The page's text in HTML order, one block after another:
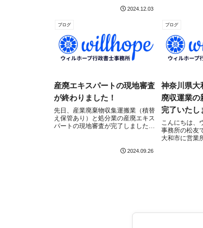
2024.12.03
（県土整備
建設業許可取
こちらの記事
ブログ
産廃エキスパートの現地審査
が終わりました！
先日、産業廃棄物収集運搬業（積替
え保管あり）と処分業の産廃エキス
パートの現地審査が完了しました！
ムがあり大変でしたが、無事完了し
2024.09.26
ブログ
神奈川県大
廃収運業の
完了いたし
10月17日）
こんにちは、
事務所の松友
大和市に営業
県・新規）に